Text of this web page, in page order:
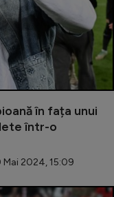
în fața unui
într-o
2024, 15:09